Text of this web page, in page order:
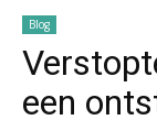
Blog
een